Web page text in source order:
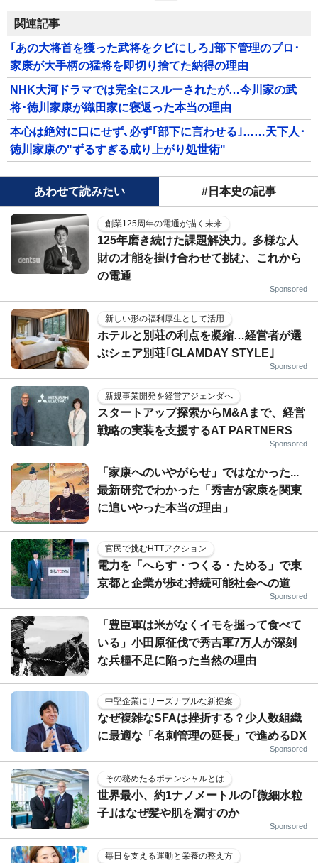
関連記事
｢あの大将首を獲った武将をクビにしろ｣部下管理のプロ･
家康が大手柄の猛将を即切り捨てた納得の理由
NHK大河ドラマでは完全にスルーされたが…今川家の武
将･徳川家康が織田家に寝返った本当の理由
本心は絶対に口にせず､必ず｢部下に言わせる｣……天下人･
徳川家康の"ずるすぎる成り上がり処世術"
あわせて読みたい #日本史の記事
創業125周年の電通が描く未来
125年磨き続けた課題解決力。多様な人
財の才能を掛け合わせて挑む、これから
の電通
Sponsored
新しい形の福利厚生として活用
ホテルと別荘の利点を凝縮…経営者が選
ぶシェア別荘｢GLAMDAY STYLE｣
Sponsored
新規事業開発を経営アジェンダへ
スタートアップ探索からM&Aまで、経営
戦略の実装を支援するAT PARTNERS
Sponsored
「家康へのいやがらせ」ではなかった...
最新研究でわかった「秀吉が家康を関東
に追いやった本当の理由」
官民で挑むHTTアクション
電力を「へらす・つくる・ためる」で東
京都と企業が歩む持続可能社会への道
Sponsored
「豊臣軍は米がなくイモを掘って食べて
いる」小田原征伐で秀吉軍7万人が深刻
な兵糧不足に陥った当然の理由
中堅企業にリーズナブルな新提案
なぜ複雑なSFAは挫折する？少人数組織
に最適な「名刺管理の延長」で進めるDX
Sponsored
その秘めたるポテンシャルとは
世界最小、約1ナノメートルの｢微細水粒
子｣はなぜ髪や肌を潤すのか
Sponsored
毎日を支える運動と栄養の整え方